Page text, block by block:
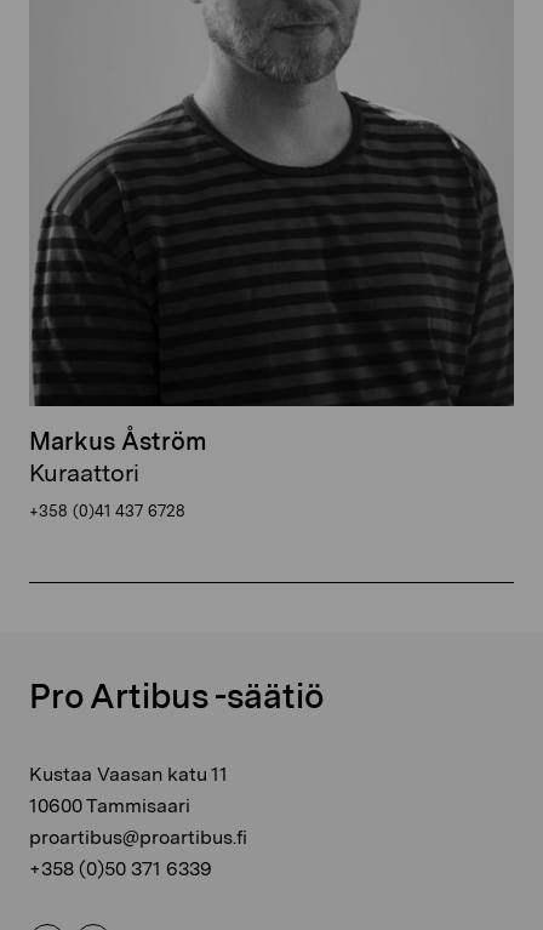
Markus Åström
Kuraattori
+358 (0)41 437 6728
Pro Artibus -säätiö
Kustaa Vaasan katu 11
10600 Tammisaari
proartibus@proartibus.fi
+358 (0)50 371 6339